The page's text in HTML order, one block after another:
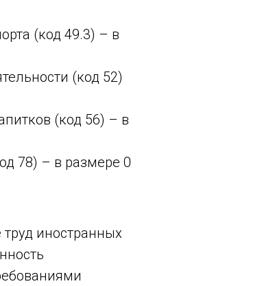
(код 49.3) – в
(код 52)
(код 56) – в
78) – в размере 0
иностранных